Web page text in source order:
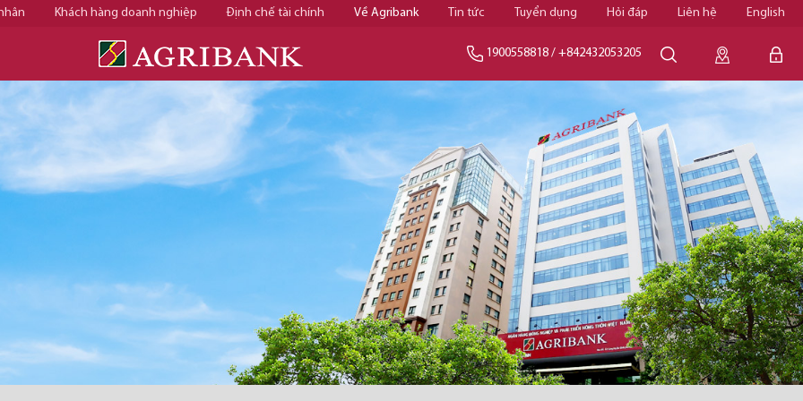
Khách hàng doanh nghiệp Định chế tài chính Về Agribank Tin tức Tuyển dụng Hỏi đáp Liên hệ English
1900558818 / +842432053205